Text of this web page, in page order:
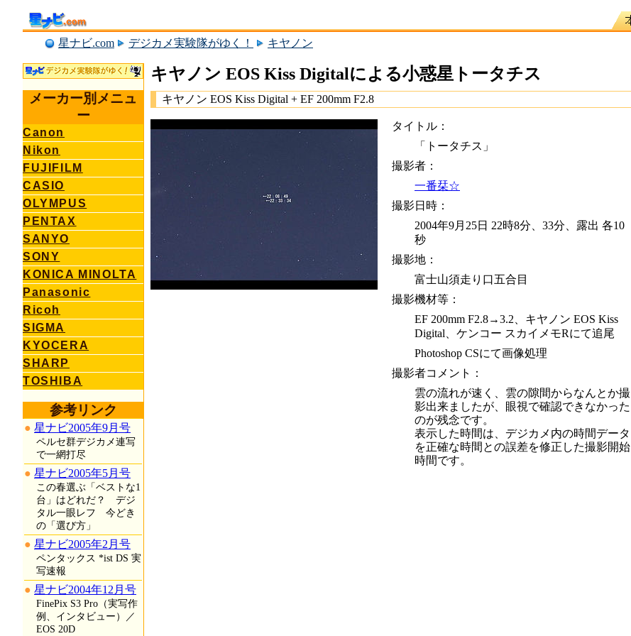
星ナビ.com デジカメ実験隊がゆく！ キヤノン
メーカー別メニュ
ー
Canon
Nikon
FUJIFILM
CASIO
OLYMPUS
PENTAX
SANYO
SONY
KONICA MINOLTA
Panasonic
Ricoh
SIGMA
KYOCERA
SHARP
TOSHIBA
参考リンク
星ナビ2005年9月号
ペルセ群デジカメ連写
で一網打尽
星ナビ2005年5月号
この春選ぶ「ベストな1
台」はどれだ？ デジ
タル一眼レフ 今どき
の「選び方」
星ナビ2005年2月号
ペンタックス *ist DS 実
写速報
星ナビ2004年12月号
FinePix S3 Pro（実写作
例、インタビュー）／
EOS 20D
キヤノン EOS Kiss Digitalによる小惑星トータチス
キヤノン EOS Kiss Digital + EF 200mm F2.8
タイトル：
「トータチス」
撮影者：
一番栞☆
撮影日時：
2004年9月25日 22時8分、33分、露出 各10
秒
撮影地：
富士山須走り口五合目
撮影機材等：
EF 200mm F2.8→3.2、キヤノン EOS Kiss
Digital、ケンコー スカイメモRにて追尾
Photoshop CSにて画像処理
撮影者コメント：
雲の流れが速く、雲の隙間からなんとか撮
影出来ましたが、眼視で確認できなかった
のが残念です。
表示した時間は、デジカメ内の時間データ
を正確な時間との誤差を修正した撮影開始
時間です。